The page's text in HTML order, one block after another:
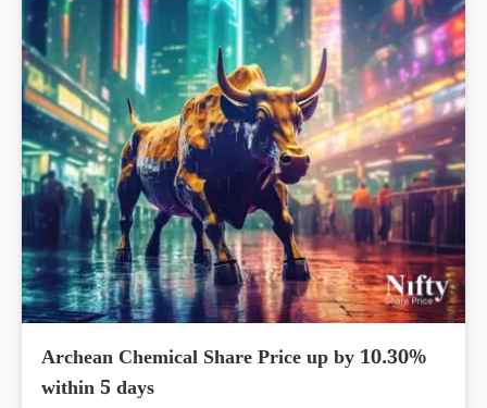
Archean Chemical Share Price up by 10.30%
within 5 days